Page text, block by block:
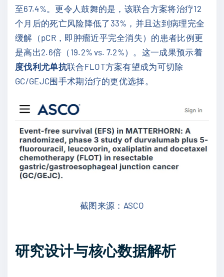
至67.4%。更令人鼓舞的是，该联合方案将治疗12
个月后的死亡风险降低了33%，并且达到病理完全
缓解（pCR，即肿瘤近乎完全消失）的患者比例更
是高出2.6倍（19.2% vs. 7.2%）。这一成果预示着
度伐利尤单抗联合FLOT方案有望成为可切除
GC/GEJC围手术期治疗的更优选择。
截图来源：ASCO
研究设计与核心数据解析